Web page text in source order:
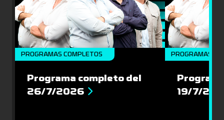
PROGRAMAS COMPLETOS
Programa completo del
26/7/2026
PROGRAMAS
19/7/